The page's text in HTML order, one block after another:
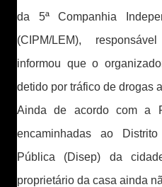
da 5ª Companhia
(CIPM/LEM),
informou que o
detido por tráfico de drogas
Ainda de acordo com a
encaminhadas ao
Pública (Disep) da
proprietário da casa ainda